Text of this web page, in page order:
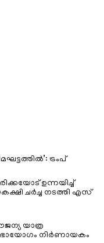
ട്രംപ്
ഉന്നയിച്ച്
ചർച്ച നടത്തി എസ്
യാത്ര
നിർണായകം